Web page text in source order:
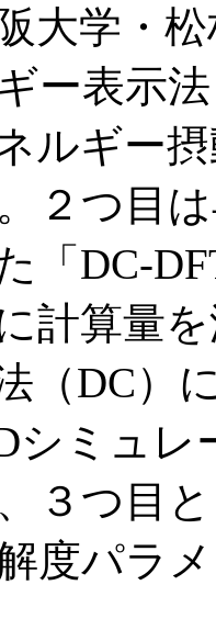
大学・
ー表示
ルギー
２つ目
「DC-
計算量
（DC）
シミュ
３つ目
度パラ